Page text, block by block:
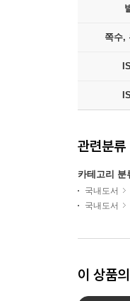
쪽수,
관련분류
카테고리 분
국내도서
국내도서
이 상품